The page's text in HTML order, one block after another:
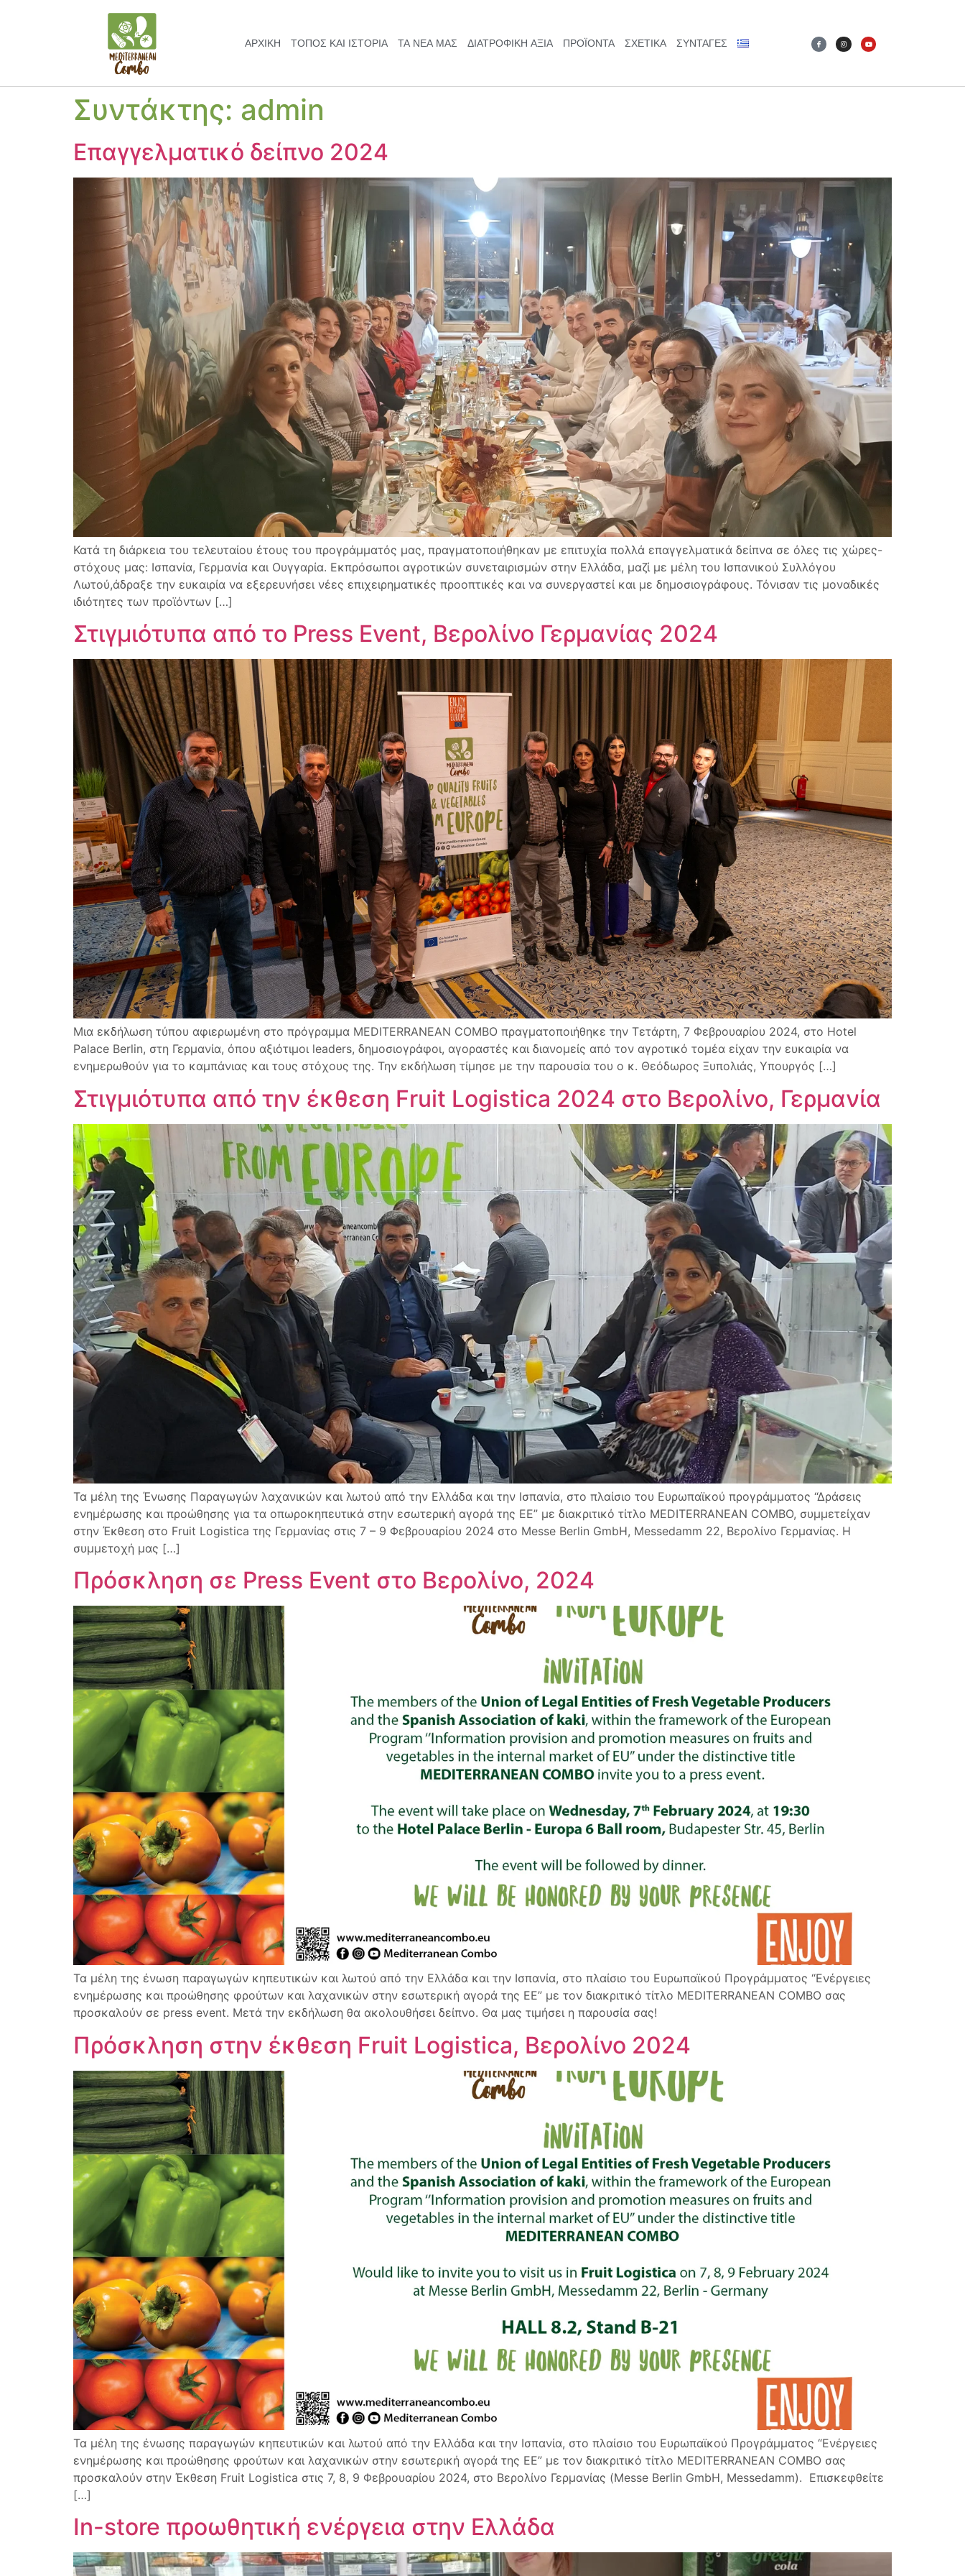
ΑΡΧΙΚΗ ΤΌΠΟΣ ΚΑΙ ΙΣΤΟΡΊΑ ΤΑ ΝΈΑ ΜΑΣ ΔΙΑΤΡΟΦΙΚΉ ΑΞΙΆ ΠΡΟΪΟΝΤΑ ΣΧΕΤΙΚΆ ΣΥΝΤΑΓΕΣ
Συντάκτης: admin
Επαγγελματικό δείπνο 2024
Κατά τη διάρκεια του τελευταίου έτους του προγράμματός μας, πραγματοποιήθηκαν με επιτυχία πολλά επαγγελματικά δείπνα σε όλες τις χώρες-
στόχους μας: Ισπανία, Γερμανία και Ουγγαρία. Εκπρόσωποι αγροτικών συνεταιρισμών στην Ελλάδα, μαζί με μέλη του Ισπανικού Συλλόγου
Λωτού,άδραξε την ευκαιρία να εξερευνήσει νέες επιχειρηματικές προοπτικές και να συνεργαστεί και με δημοσιογράφους. Τόνισαν τις μοναδικές
ιδιότητες των προϊόντων […]
Στιγμιότυπα από το Press Event, Βερολίνο Γερμανίας 2024
Μια εκδήλωση τύπου αφιερωμένη στο πρόγραμμα MEDITERRANEAN COMBO πραγματοποιήθηκε την Τετάρτη, 7 Φεβρουαρίου 2024, στο Hotel
Palace Berlin, στη Γερμανία, όπου αξιότιμοι leaders, δημοσιογράφοι, αγοραστές και διανομείς από τον αγροτικό τομέα είχαν την ευκαιρία να
ενημερωθούν για το καμπάνιας και τους στόχους της. Την εκδήλωση τίμησε με την παρουσία του ο κ. Θεόδωρος Ξυπολιάς, Υπουργός […]
Στιγμιότυπα από την έκθεση Fruit Logistica 2024 στο Βερολίνο, Γερμανία
Τα μέλη της Ένωσης Παραγωγών λαχανικών και λωτού από την Ελλάδα και την Ισπανία, στο πλαίσιο του Ευρωπαϊκού προγράμματος “Δράσεις
ενημέρωσης και προώθησης για τα οπωροκηπευτικά στην εσωτερική αγορά της ΕΕ” με διακριτικό τίτλο MEDITERRANEAN COMBO, συμμετείχαν
στην Έκθεση στο Fruit Logistica της Γερμανίας στις 7 – 9 Φεβρουαρίου 2024 στο Messe Berlin GmbH, Messedamm 22, Βερολίνο Γερμανίας. Η
συμμετοχή μας […]
Πρόσκληση σε Press Event στο Βερολίνο, 2024
Τα μέλη της ένωση παραγωγών κηπευτικών και λωτού από την Ελλάδα και την Ισπανία, στο πλαίσιο του Ευρωπαϊκού Προγράμματος “Ενέργειες
ενημέρωσης και προώθησης φρούτων και λαχανικών στην εσωτερική αγορά της ΕΕ” με τον διακριτικό τίτλο MEDITERRANEAN COMBO σας
προσκαλούν σε press event. Μετά την εκδήλωση θα ακολουθήσει δείπνο. Θα μας τιμήσει η παρουσία σας!
Πρόσκληση στην έκθεση Fruit Logistica, Βερολίνο 2024
Τα μέλη της ένωσης παραγωγών κηπευτικών και λωτού από την Ελλάδα και την Ισπανία, στο πλαίσιο του Ευρωπαϊκού Προγράμματος “Ενέργειες
ενημέρωσης και προώθησης φρούτων και λαχανικών στην εσωτερική αγορά της ΕΕ” με τον διακριτικό τίτλο MEDITERRANEAN COMBO σας
προσκαλούν στην Έκθεση Fruit Logistica στις 7, 8, 9 Φεβρουαρίου 2024, στο Βερολίνο Γερμανίας (Messe Berlin GmbH, Messedamm). Επισκεφθείτε
[…]
In-store προωθητική ενέργεια στην Ελλάδα